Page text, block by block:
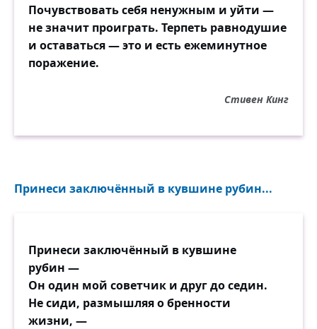
Почувствовать себя ненужным и уйти —
не значит проиграть. Терпеть равнодушие
и оставаться — это и есть ежеминутное
поражение.
Стивен Кинг
Принеси заключённый в кувшине рубин...
Принеси заключённый в кувшине
рубин —
Он один мой советчик и друг до седин.
Не сиди, размышляя о бренности
жизни, —